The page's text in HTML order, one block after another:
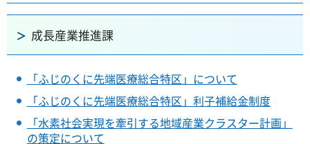
成長産業推進課
「ふじのくに先端医療総合特区」について
「ふじのくに先端医療総合特区」利子補給金制度
「水素社会実現を牽引する地域産業クラスター計画」
の策定について